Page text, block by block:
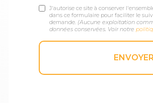
J'autorise ce site à conserver
dans ce formulaire pour faciliter le
demande. (Aucune exploitation
données conservées. Voir notre